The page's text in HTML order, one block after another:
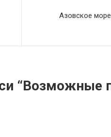
Азовское
“Возможные